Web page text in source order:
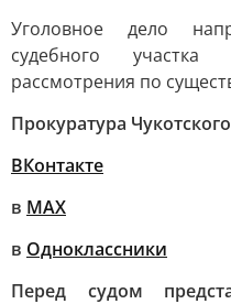
Уголовное дело
судебного
рассмотрения по
Прокуратура
ВКонтакте
в МАХ
в Одноклассники
Перед судом